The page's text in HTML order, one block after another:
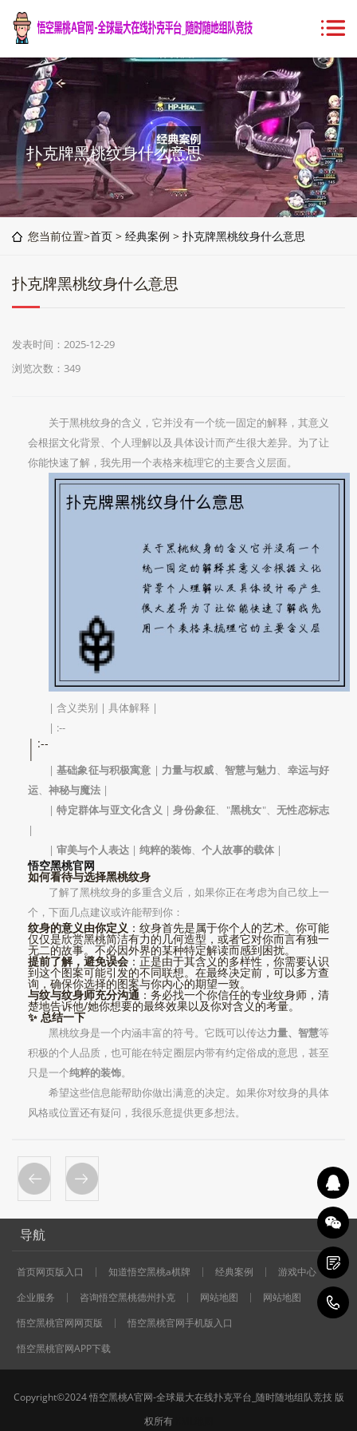
扑克牌黑桃纹身什么意思
您当前位置>首页 > 经典案例 > 扑克牌黑桃纹身什么意思
扑克牌黑桃纹身什么意思
发表时间：2025-12-29
浏览次数：349
关于黑桃纹身的含义，它并没有一个统一固定的解释，其意义
会根据文化背景、个人理解以及具体设计而产生很大差异。为了让
你能快速了解，我先用一个表格来梳理它的主要含义层面。
| 含义类别 | 具体解释 |
| :--
| :--
|基础象征与积极寓意 | 力量与权威、 智慧与魅力、 幸运与好
运、 神秘与魔法 |
|特定群体与亚文化含义 |身份象征、"黑桃女"、 无性恋标志
|
| 审美与个人表达 | 纯粹的装饰、 个人故事的载体 |
悟空黑桃官网
如何看待与选择黑桃纹身
了解了黑桃纹身的多重含义后，如果你正在考虑为自己纹上一
个，下面几点建议或许能帮到你：
纹身的意义由你定义 ：纹身首先是属于你个人的艺术。你可能
仅仅是欣赏黑桃简洁有力的几何造型，或者它对你而言有独一
无二的故事。不必因外界的某种特定解读而感到困扰。
提前了解，避免误会：正是由于其含义的多样性，你需要认识
到这个图案可能引发的不同联想。在最终决定前，可以多方查
询，确保你选择的图案与你内心的期望一致。
与纹与纹身师充分沟通 ：务必找一个你信任的专业纹身师，清
楚地告诉他/她你想要的最终效果以及你对含义的考量。
✨ 总结一下
黑桃纹身是一个内涵丰富的符号。它既可以传达力量、智慧等
积极的个人品质，也可能在特定圈层内带有约定俗成的意思，甚至
只是一个纯粹的装饰。
希望这些信息能帮助你做出满意的决定。如果你对纹身的具体
风格或位置还有疑问，我很乐意提供更多想法。
导航
首页网页版入口 知道悟空黑桃a棋牌 经典案例
游戏中心
企业服务
咨询悟空黑桃德州扑克 网站地图
网站地图
悟空黑桃官网网页版
悟空黑桃官网手机版入口
悟空黑桃官网APP下载
Copyright©2024 悟空黑桃A官网-全球最大在线扑克平台_随时随地组队竞技 版
权所有